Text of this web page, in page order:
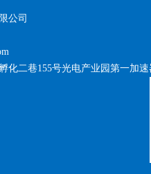
公司
化二巷155号光电产业园第一加